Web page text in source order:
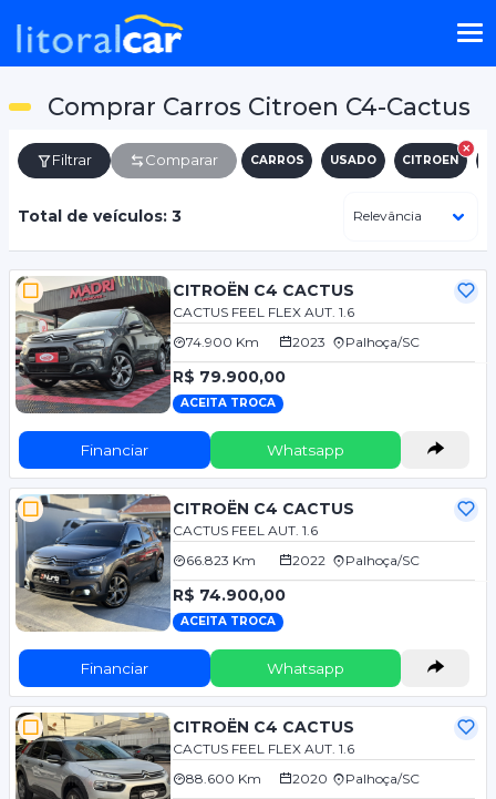
Comprar Carros Citroen C4-Cactus
Filtrar Comparar CARROS USADO CITROEN
Total de veículos: 3
CITROËN C4 CACTUS
CACTUS FEEL FLEX AUT. 1.6
74.900 Km
2023 Palhoça/SC
R$ 79.900,00
ACEITA TROCA
Financiar Whatsapp
CITROËN C4 CACTUS
CACTUS FEEL AUT. 1.6
66.823 Km
2022 Palhoça/SC
R$ 74.900,00
ACEITA TROCA
Financiar Whatsapp
CITROËN C4 CACTUS
CACTUS FEEL FLEX AUT. 1.6
88.600 Km
2020 Palhoça/SC